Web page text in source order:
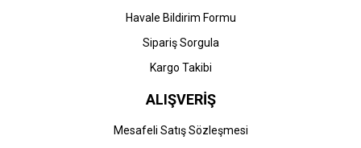
Havale Bildirim Formu
Sipariş Sorgula
Kargo Takibi
ALIŞVERİŞ
Mesafeli Satış Sözleşmesi